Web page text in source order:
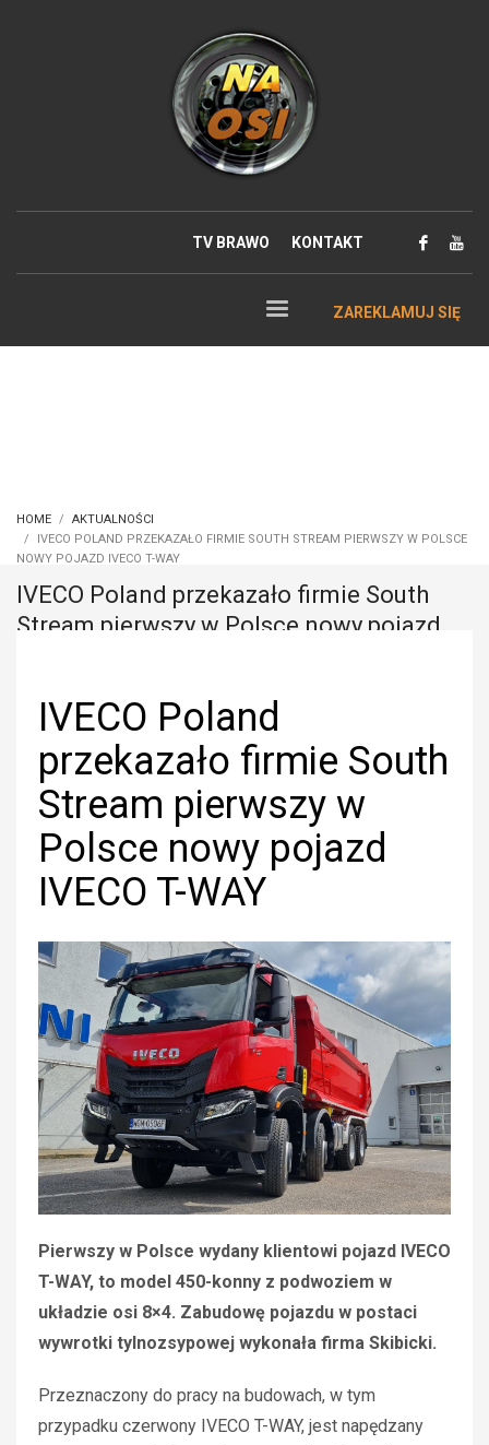
TV BRAWO KONTAKT
ZAREKLAMUJ SIĘ
HOME
AKTUALNOŚCI
IVECO POLAND PRZEKAZAŁO FIRMIE SOUTH STREAM PIERWSZY W POLSCE
NOWY POJAZD IVECO T-WAY
IVECO Poland przekazało firmie South
Stream pierwszy w Polsce nowy pojazd
IVECO Poland
przekazało firmie South
Stream pierwszy w
Polsce nowy pojazd
IVECO T-WAY
Pierwszy w Polsce wydany klientowi pojazd IVECO
T-WAY, to model 450-konny z podwoziem w
układzie osi 8×4. Zabudowę pojazdu w postaci
wywrotki tylnozsypowej wykonała firma Skibicki.
Przeznaczony do pracy na budowach, w tym
przypadku czerwony IVECO T-WAY, jest napędzany